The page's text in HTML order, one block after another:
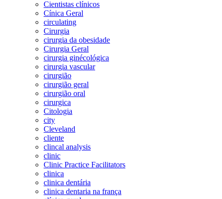
Cientistas clínicos
Cínica Geral
circulating
Cirurgia
cirurgia da obesidade
Cirurgia Geral
cirurgia ginécológica
cirurgia vascular
cirurgião
cirurgião geral
cirurgião oral
cirurgica
Citologia
city
Cleveland
cliente
clincal analysis
clinic
Clinic Practice Facilitators
clinica
clinica dentária
clinica dentaria na frança